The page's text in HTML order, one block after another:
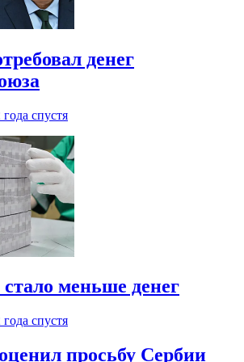
денег
года спустя
меньше денег
года спустя
просьбу Сербии